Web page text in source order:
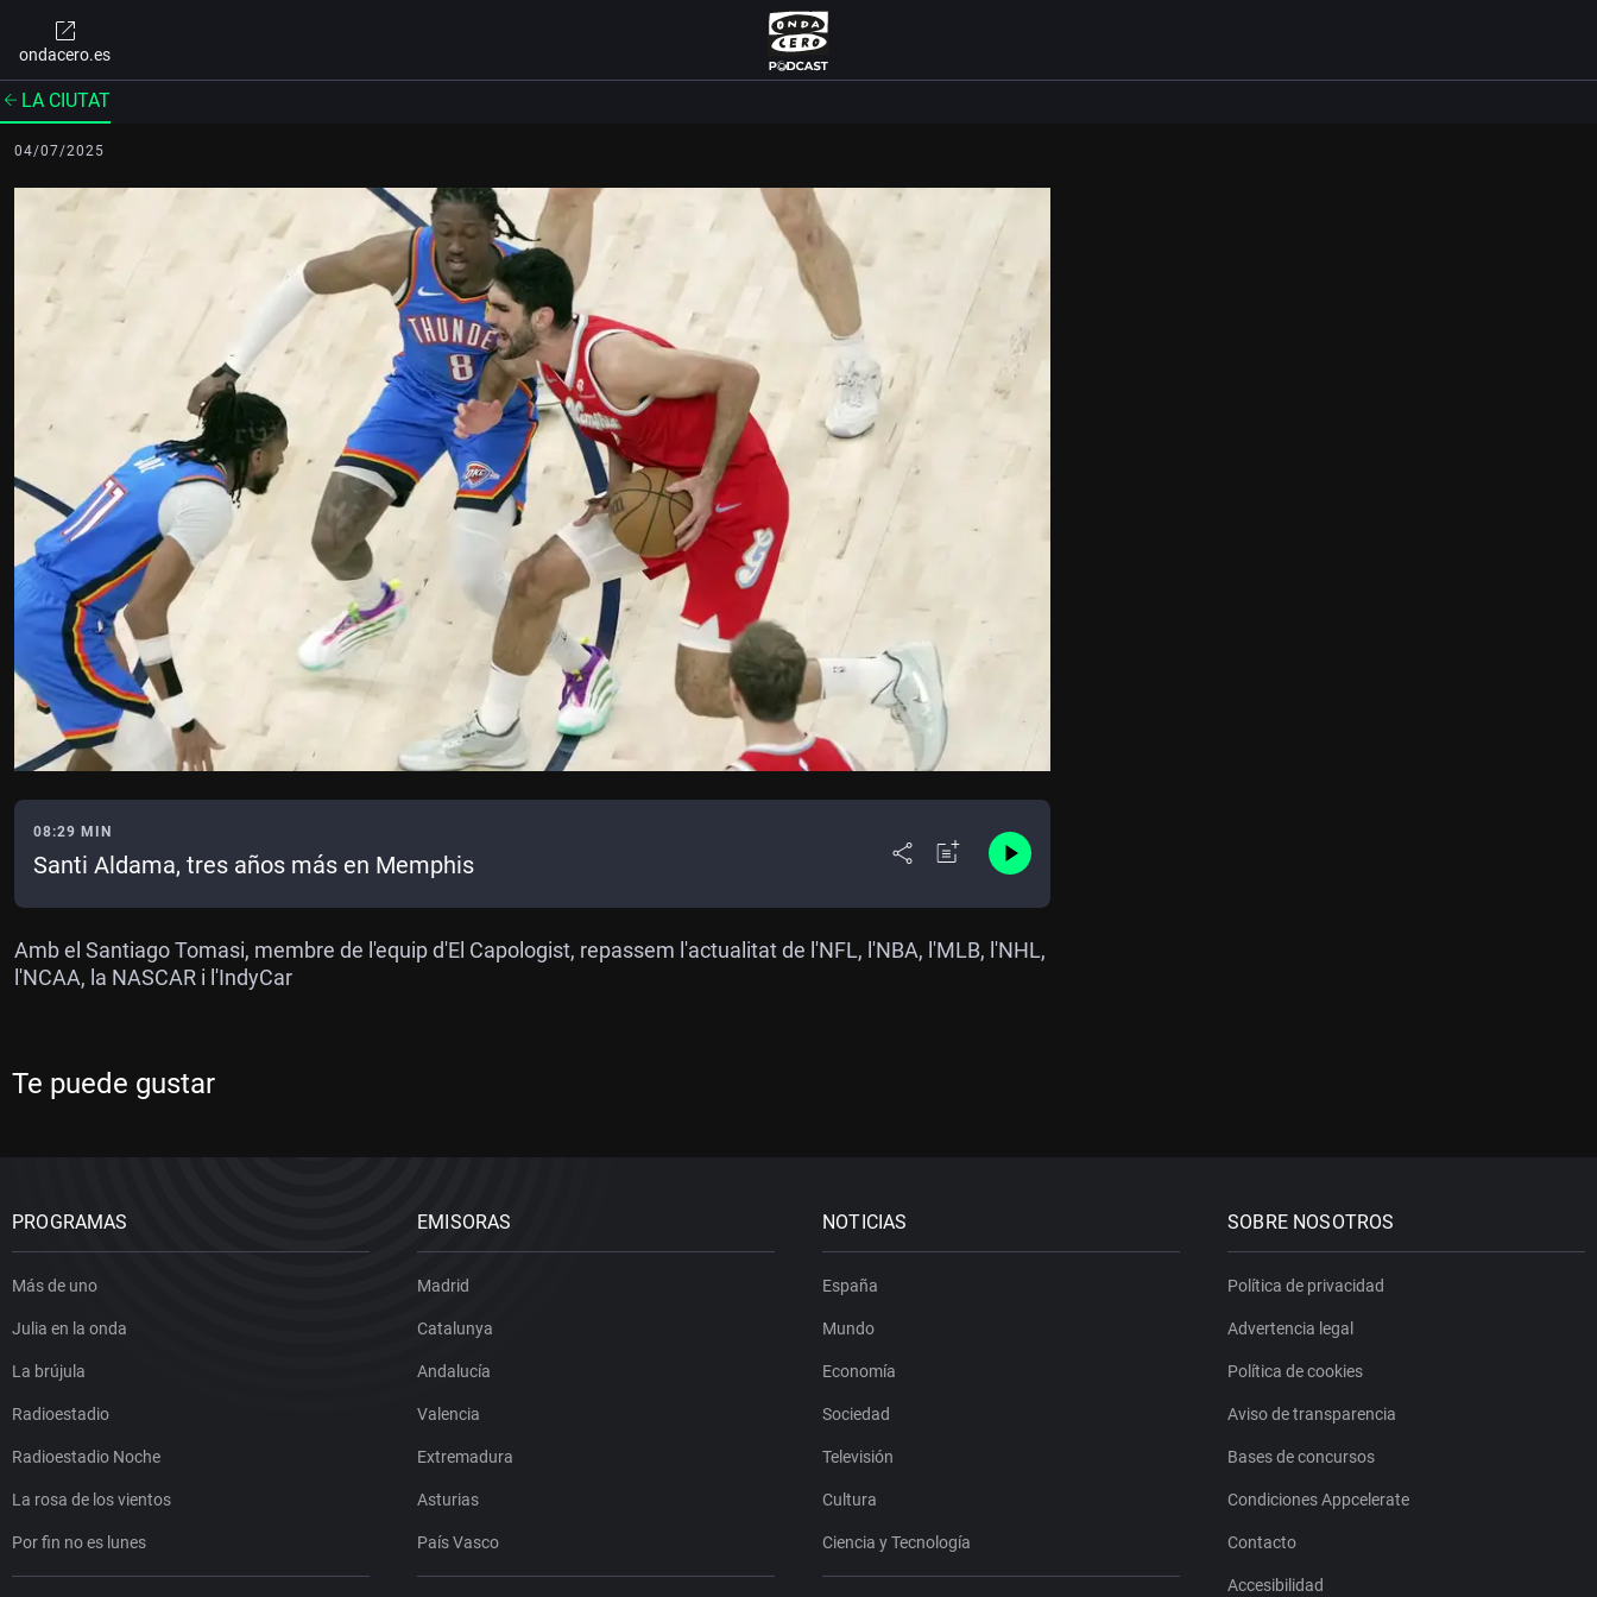
ondacero.es
LA CIUTAT
04/07/2025
08:29 MIN
Santi Aldama, tres años más en Memphis
Amb el Santiago Tomasi, membre de l'equip d'El Capologist, repassem l'actualitat de l'NFL, l'NBA, l'MLB, l'NHL,
l'NCAA, la NASCAR i l'IndyCar
Te puede gustar
PROGRAMAS
Más de uno
Julia en la onda
La brújula
Radioestadio
Radioestadio Noche
La rosa de los vientos
Por fin no es lunes
EMISORAS
Madrid
Catalunya
Andalucía
Valencia
Extremadura
Asturias
País Vasco
NOTICIAS
España
Mundo
Economía
Sociedad
Televisión
Cultura
Ciencia y Tecnología
SOBRE NOSOTROS
Política de privacidad
Advertencia legal
Política de cookies
Aviso de transparencia
Bases de concursos
Condiciones Appcelerate
Contacto
Accesibilidad